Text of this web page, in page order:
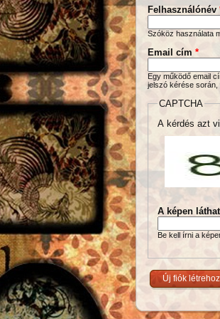
Felhasználónév
Szóköz használata
Email cím *
Egy működő email
jelszó kérése során,
CAPTCHA
A kérdés azt
A képen
Be kell írni a